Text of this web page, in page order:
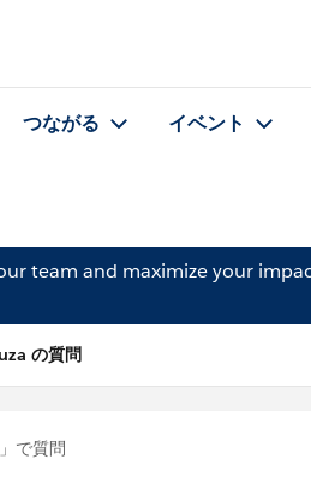
つながる イベント
team and maximize your
の質問
」で質問